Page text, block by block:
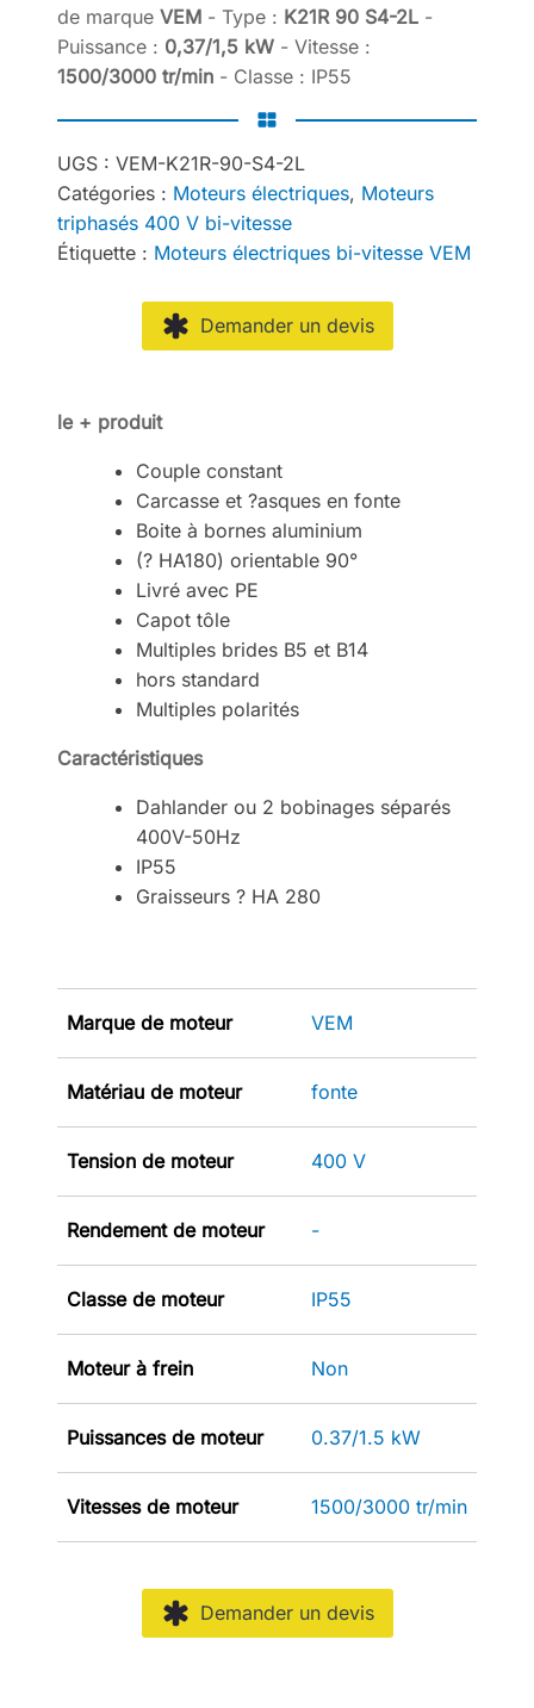
de marque VEM - Type : K21R 90 S4-2L -
Puissance : 0,37/1,5 kW - Vitesse :
1500/3000 tr/min - Classe : IP55
UGS : VEM-K21R-90-S4-2L
Catégories : Moteurs électriques, Moteurs
triphasés 400 V bi-vitesse
Étiquette : Moteurs électriques bi-vitesse VEM
Demander un devis
le + produit
Couple constant
Carcasse et ?asques en fonte
Boite à bornes aluminium
(? HA180) orientable 90°
Livré avec PE
Capot tôle
Multiples brides B5 et B14
hors standard
Multiples polarités
Caractéristiques
Dahlander ou 2 bobinages séparés
400V-50Hz
IP55
Graisseurs ? HA 280
Marque de moteur VEM
Matériau de moteur fonte
Tension de moteur 400 V
Rendement de moteur -
Classe de moteur IP55
Moteur à frein Non
Puissances de moteur 0.37/1.5 kW
Vitesses de moteur 1500/3000 tr/min
Demander un devis